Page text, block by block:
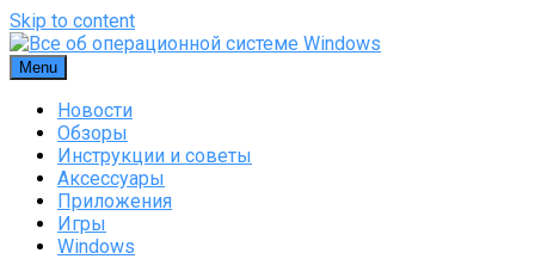
Skip to content
Menu
Новости
Обзоры
Инструкции и советы
Аксессуары
Приложения
Игры
Windows